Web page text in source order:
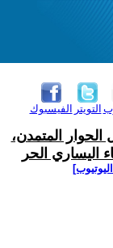
الفيسبوك التويتر
الحوار المتمدن،
اليساري الحر